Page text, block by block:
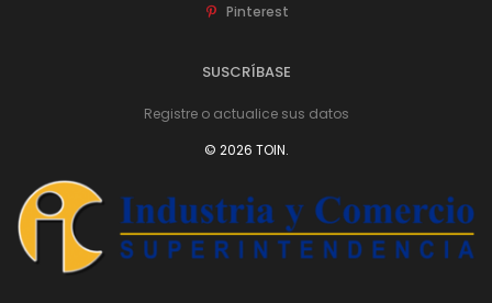
Pinterest
SUSCRÍBASE
Registre o actualice sus datos
© 2026 TOIN.